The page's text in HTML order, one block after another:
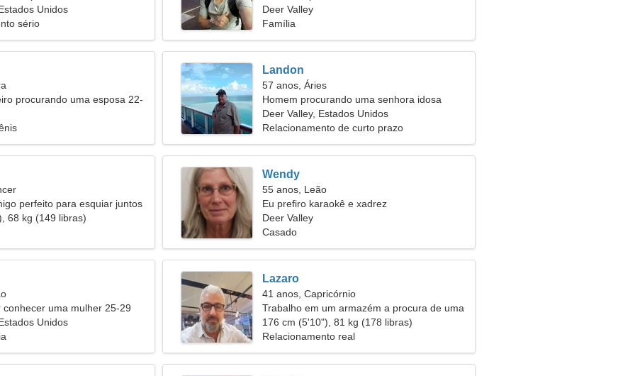
Unidos
sério
Deer Valley
Família
procurando uma esposa 22-
Landon
57 anos, Áries
Homem procurando uma senhora idosa
Deer Valley, Estados Unidos
Relacionamento de curto prazo
perfeito para esquiar juntos
68 kg (149 libras)
Wendy
55 anos, Leão
Eu prefiro karaokê e xadrez
Deer Valley
Casado
conhecer uma mulher 25-29
Unidos
Lazaro
41 anos, Capricórnio
Trabalho em um armazém a procura de uma
mulher encantadora
176 cm (5'10"), 81 kg (178 libras)
Relacionamento real